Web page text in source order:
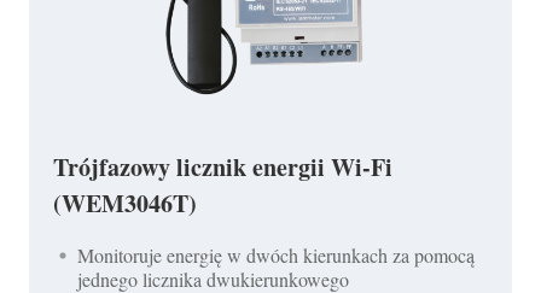
Trójfazowy licznik energii Wi-Fi
(WEM3046T)
Monitoruje energię w dwóch kierunkach za pomocą
jednego licznika dwukierunkowego